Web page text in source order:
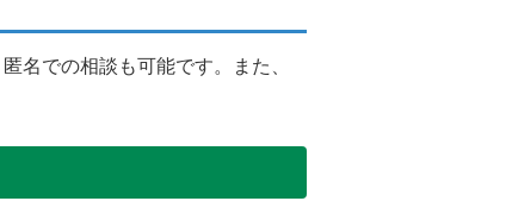
名での相談も可能です。また、